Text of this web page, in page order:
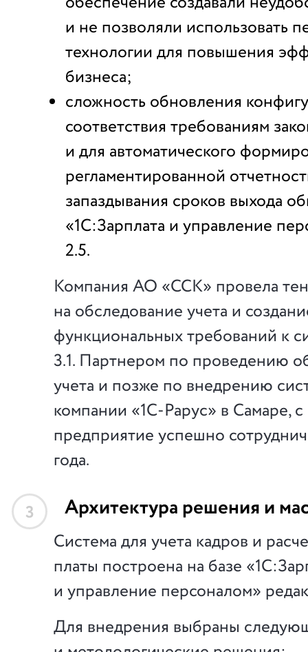
и не позволяли использовать
технологии для повышения
бизнеса;
сложность обновления
соответствия требованиям
и для автоматического
регламентированной
запаздывания сроков выхода
«1С:Зарплата и управление
2.5.
Компания АО «ССК» провела
на обследование учета и
функциональных требований к
3.1. Партнером по проведению
учета и позже по внедрению
компании «1С-Рарус» в Самаре,
предприятие успешно
года.
3 Архитектура решения и
Система для учета кадров и
платы построена на базе
и управление персоналом»
Для внедрения выбраны